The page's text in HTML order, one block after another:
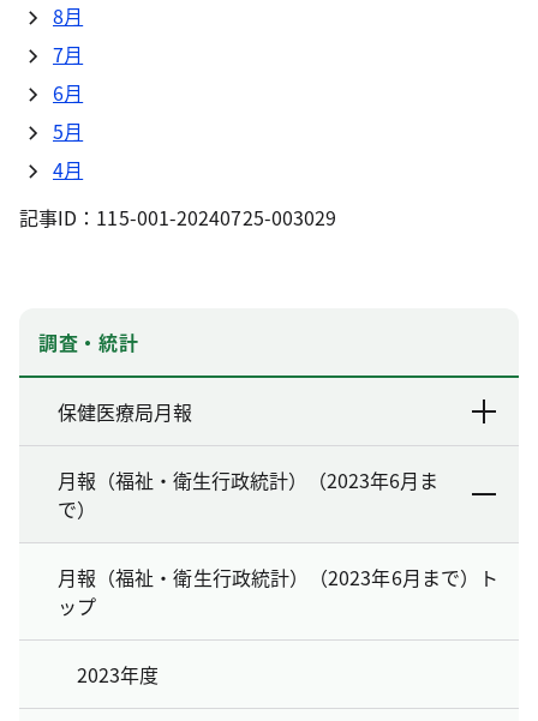
8月
7月
6月
5月
4月
記事ID：115-001-20240725-003029
調査・統計
保健医療局月報
月報（福祉・衛生行政統計）（2023年6月ま
で）
月報（福祉・衛生行政統計）（2023年6月まで）ト
ップ
2023年度